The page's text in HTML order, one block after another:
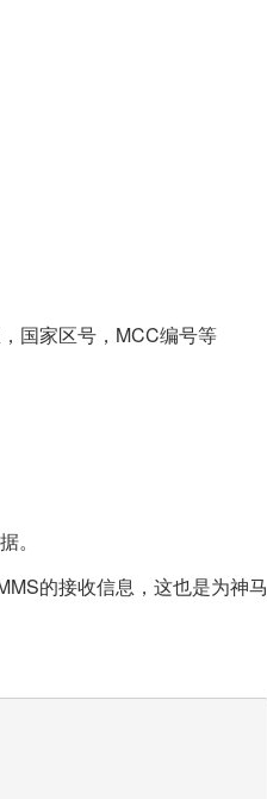
国家区号，MCC编号等
。
的接收信息，这也是为神马